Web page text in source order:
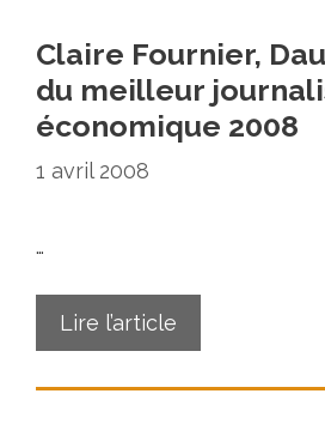
Claire Fournier,
du meilleur
économique 2008
1 avril 2008
…
Lire l’article